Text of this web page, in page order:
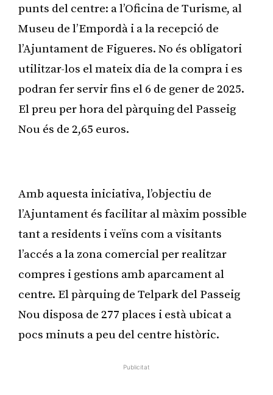
punts del centre: a l’Oficina de Turisme, al
Museu de l’Empordà i a la recepció de
l’Ajuntament de Figueres. No és obligatori
utilitzar-los el mateix dia de la compra i es
podran fer servir fins el 6 de gener de 2025.
El preu per hora del pàrquing del Passeig
Nou és de 2,65 euros.
Amb aquesta iniciativa, l’objectiu de
l’Ajuntament és facilitar al màxim possible
tant a residents i veïns com a visitants
l’accés a la zona comercial per realitzar
compres i gestions amb aparcament al
centre. El pàrquing de Telpark del Passeig
Nou disposa de 277 places i està ubicat a
pocs minuts a peu del centre històric.
Publicitat